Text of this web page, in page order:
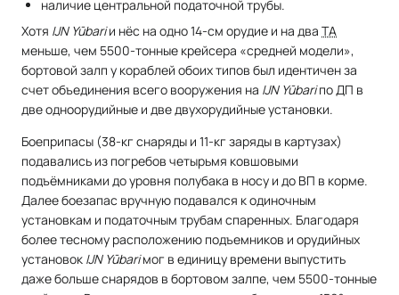
наличие центральной податочной трубы.
Хотя IJN Yūbariи нёс на одно 14-см орудие и на два ТА
меньше, чем 5500-тонные крейсера «средней модели»,
бортовой залп у кораблей обоих типов был идентичен за
счет объединения всего вооружения на IJN Yūbariпо ДП в
две одноорудийные и две двухорудийные установки.
Боеприпасы (38-кг снаряды и 11-кг заряды в картузах)
подавались из погребов четырьмя ковшовыми
подъёмниками до уровня полубака в носу и до ВП в корме.
Далее боезапас вручную подавался к одиночным
установкам и податочным трубам спаренных. Благодаря
более тесному расположению подъемников и орудийных
установок IJN Yūbariмог в единицу времени выпустить
даже больше снарядов в бортовом залпе, чем 5500-тонные